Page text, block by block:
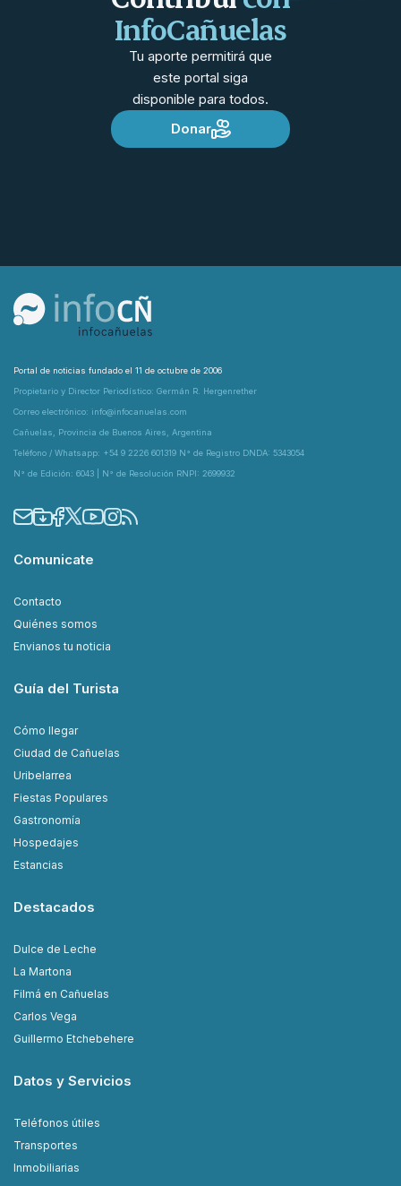
InfoCañuelas
Tu aporte permitirá que
este portal siga
disponible para todos.
Donar
Portal de noticias fundado el 11 de octubre de 2006
Propietario y Director Periodístico: Germán R. Hergenrether
Correo electrónico: info@infocanuelas.com
Cañuelas, Provincia de Buenos Aires, Argentina
Teléfono / Whatsapp: +54 9 2226 601319 N° de Registro DNDA: 5343054
N° de Edición: 6043 | N° de Resolución RNPI: 2699932
Comunicate
Contacto
Quiénes somos
Envianos tu noticia
Guía del Turista
Cómo llegar
Ciudad de Cañuelas
Uribelarrea
Fiestas Populares
Gastronomía
Hospedajes
Estancias
Destacados
Dulce de Leche
La Martona
Filmá en Cañuelas
Carlos Vega
Guillermo Etchebehere
Datos y Servicios
Teléfonos útiles
Transportes
Inmobiliarias